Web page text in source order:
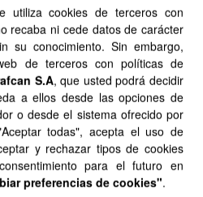
de Garachico
del municipio de
es producida y mantenida por
ha contado con la financiación
de Tías
del municipio de
utiliza cookies de terceros con
recaba ni cede datos de carácter
su conocimiento. Sin embargo,
de terceros con políticas de
S.A, que usted podrá decidir
a ellos desde las opciones de
o desde el sistema ofrecido por
todas", acepta el uso de
y rechazar tipos de cookies
para el futuro en
preferencias de cookies".